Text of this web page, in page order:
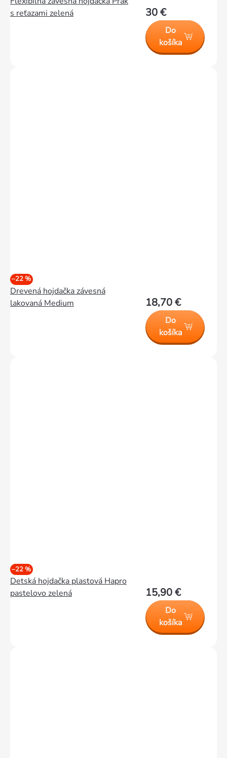
s reťazami zelená
30 €
Do
košíka
–22 %
Drevená hojdačka závesná
lakovaná Medium
18,70 €
Do
košíka
–22 %
Detská hojdačka plastová Hapro
pastelovo zelená
15,90 €
Do
košíka